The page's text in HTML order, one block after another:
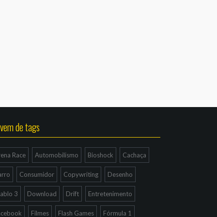
de tags
Race Automobilismo Bioshock Cachaça
Consumidor Copywriting Desenho
3 Download Drift Entretenimento
Filmes Flash Games Fórmula 1